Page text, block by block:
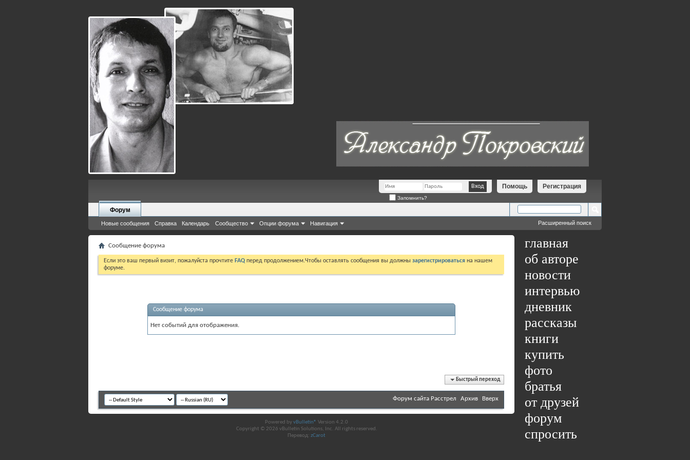
Регистрация
Помощь
Запомнить?
Форум
Новые сообщения Справка Календарь Сообщество Опции форума Навигация Расширенный поиск
главная
об авторе
новости
интервью
дневник
рассказы
книги
купить
фото
братья
от друзей
форум
спросить
Сообщение форума
Если это ваш первый визит, пожалуйста прочтите FAQ перед продолжением.Чтобы оставлять сообщения вы должны зарегистрироваться на нашем
форуме.
Сообщение форума
Нет событий для отображения.
Быстрый переход
Форум сайта Расстрел Архив Вверх
Powered byvBulletin® Version 4.2.0
Copyright © 2026 vBulletin Solutions, Inc. All rights reserved.
Перевод: zCarot